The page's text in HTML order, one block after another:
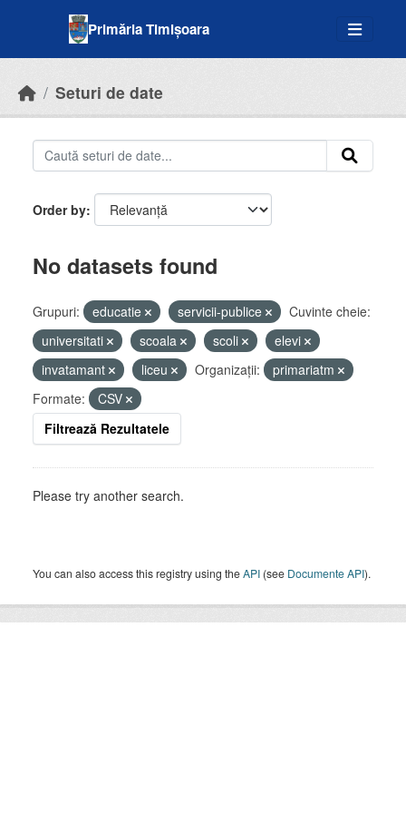
Primăria Timișoara
Seturi de date
Order by
No datasets found
Grupuri: educatie servicii-publice
Cuvinte cheie:
universitati
scoala scoli
elevi
invatamant
liceu Organizații:
primariatm
Formate:
CSV
Filtrează Rezultatele
Please try another search.
You can also access this registry using theAPI (see Documente API).